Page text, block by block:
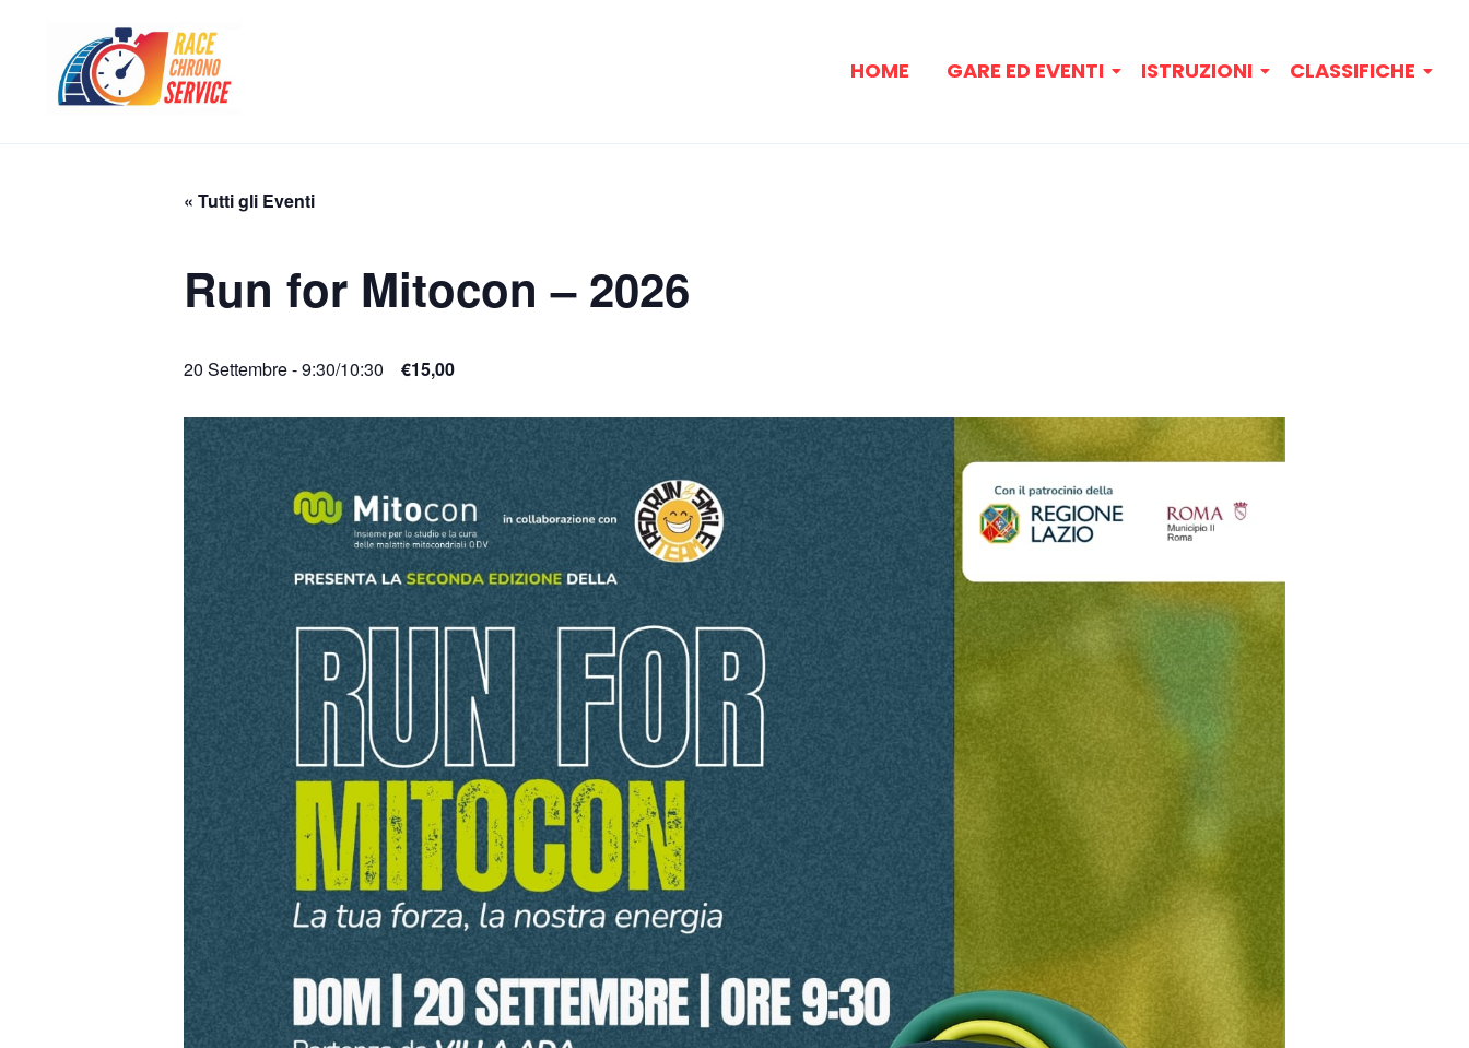
HOME GARE ED EVENTI ISTRUZIONI CLASSIFICHE
« Tutti gli Eventi
Run for Mitocon – 2026
20 Settembre - 9:30/10:30 €15,00